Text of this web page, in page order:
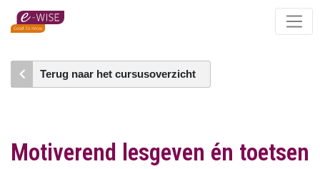
Skip
content
Terug naar het cursusoverzicht
Motiverend lesgeven én toetsen